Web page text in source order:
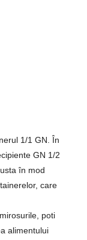
1/1 GN. În
GN 1/2
în mod
care
poti
alimentului